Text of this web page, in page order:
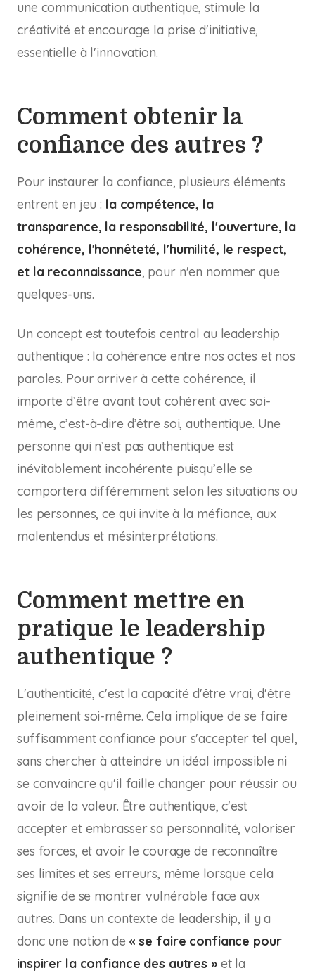
une communication authentique, stimule la
créativité et encourage la prise d'initiative,
essentielle à l'innovation.
Comment obtenir la
confiance des autres ?
Pour instaurer la confiance, plusieurs éléments
entrent en jeu : la compétence, la
transparence, la responsabilité, l'ouverture, la
cohérence, l'honnêteté, l'humilité, le respect,
et la reconnaissance, pour n'en nommer que
quelques-uns.
Un concept est toutefois central au leadership
authentique : la cohérence entre nos actes et nos
paroles. Pour arriver à cette cohérence, il
importe d’être avant tout cohérent avec soi-
même, c’est-à-dire d’être soi, authentique. Une
personne qui n’est pas authentique est
inévitablement incohérente puisqu’elle se
comportera différemment selon les situations ou
les personnes, ce qui invite à la méfiance, aux
malentendus et mésinterprétations.
Comment mettre en
pratique le leadership
authentique ?
L'authenticité, c'est la capacité d'être vrai, d'être
pleinement soi-même. Cela implique de se faire
suffisamment confiance pour s'accepter tel quel,
sans chercher à atteindre un idéal impossible ni
se convaincre qu'il faille changer pour réussir ou
avoir de la valeur. Être authentique, c'est
accepter et embrasser sa personnalité, valoriser
ses forces, et avoir le courage de reconnaître
ses limites et ses erreurs, même lorsque cela
signifie de se montrer vulnérable face aux
autres. Dans un contexte de leadership, il y a
donc une notion de « se faire confiance pour
inspirer la confiance des autres »et la